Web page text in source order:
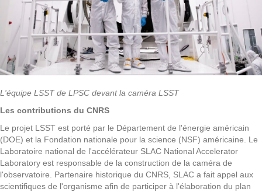
L'équipe LSST de LPSC devant la caméra LSST
Les contributions du CNRS
Le projet LSST est porté par le Département de l'énergie américain
(DOE) et la Fondation nationale pour la science (NSF) américaine. Le
Laboratoire national de l'accélérateur SLAC National Accelerator
Laboratory est responsable de la construction de la caméra de
l'observatoire. Partenaire historique du CNRS, SLAC a fait appel aux
scientifiques de l'organisme afin de participer à l'élaboration du plan